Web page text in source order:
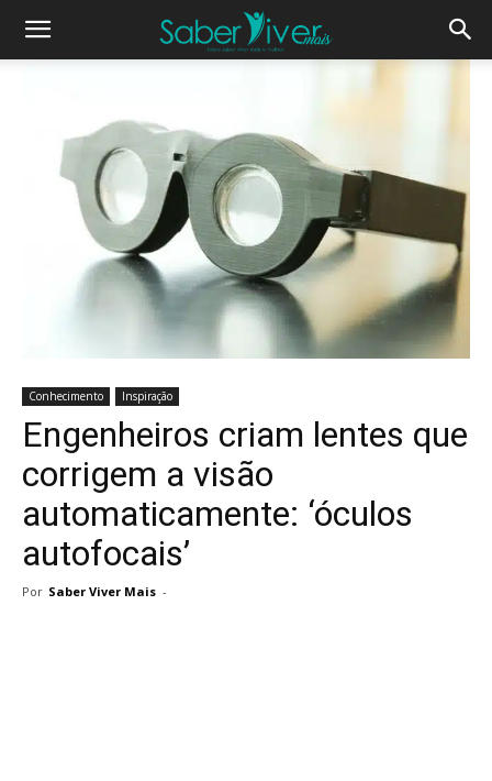
Conhecimento Inspiração
Engenheiros criam lentes que
corrigem a visão
automaticamente: ‘óculos
autofocais’
Por Saber Viver Mais -